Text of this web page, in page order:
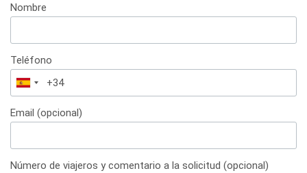
Nombre
Teléfono
España
+34
Email (opcional)
Número de viajeros y comentario a la solicitud (opcional)